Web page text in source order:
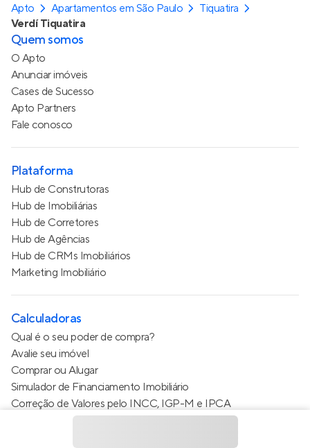
Apto Apartamentos em São Paulo
Tiquatira
Verdí Tiquatira
Quem somos
O Apto
Anunciar imóveis
Cases de Sucesso
Apto Partners
Fale conosco
Plataforma
Hub de Construtoras
Hub de Imobiliárias
Hub de Corretores
Hub de Agências
Hub de CRMs Imobiliários
Marketing Imobiliário
Calculadoras
Qual é o seu poder de compra?
Avalie seu imóvel
Comprar ou Alugar
Simulador de Financiamento Imobiliário
Correção de Valores pelo INCC, IGP-M e IPCA
Estimativa de valor do condomínio